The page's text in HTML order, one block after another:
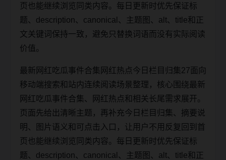
页也能继续浏览同类内容。每日更新时优先保证标
题、description、canonical、主题图、alt、title和正
文关键词保持一致，避免只替换词语而没有实际阅读
价值。
最新网红吃瓜事件合集网红热点今日栏目归集27面向
移动端搜索和站内连续阅读场景整理，核心围绕最新
网红吃瓜事件合集、网红热点和相关长尾需求展开。
页面先给出清晰主题，再补充今日栏目归集、摘要说
明、图片语义和可点击入口，让用户不用反复回到首
页也能继续浏览同类内容。每日更新时优先保证标
题、description、canonical、主题图、alt、title和正